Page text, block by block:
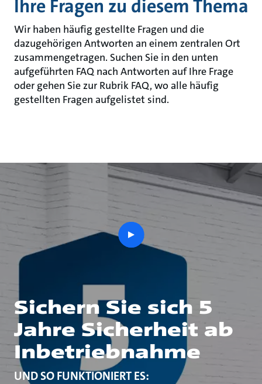
Ihre Fragen zu diesem Thema
Wir haben häufig gestellte Fragen und die
dazugehörigen Antworten an einem zentralen Ort
zusammengetragen. Suchen Sie in den unten
aufgeführten FAQ nach Antworten auf Ihre Frage
oder gehen Sie zur Rubrik FAQ, wo alle häufig
gestellten Fragen aufgelistet sind.
Sichern Sie sich 5
Jahre Sicherheit ab
Inbetriebnahme
UND SO FUNKTIONIERT ES:
play
button